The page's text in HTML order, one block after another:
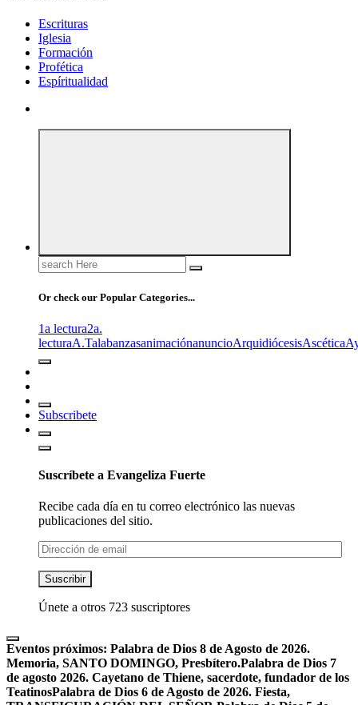
Escrituras
Iglesia
Formación
Profética
Espíritualidad
Search
for:
Or check our Popular Categories...
1a lectura2a.
lecturaA.TalabanzasanimaciónanuncioArquidiócesisAscética
Subscribete
Suscríbete a Evangeliza Fuerte
Recibe cada día en tu correo electrónico las nuevas
publicaciones del sitio.
Dirección
de
email
Suscribir
Únete a otros 723 suscriptores
Eventos próximos: Palabra de Dios 8 de Agosto de 2026.
Memoria, SANTO DOMINGO, Presbítero.Palabra de Dios 7
de agosto 2026. Cayetano de Thiene, sacerdote, fundador de los
TeatinosPalabra de Dios 6 de Agosto de 2026. Fiesta,